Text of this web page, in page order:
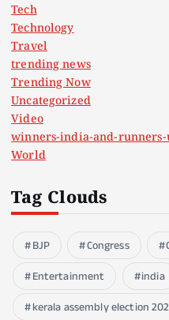
Tech
Technology
Travel
trending news
Trending Now
Uncategorized
Video
winners-india-and-
World
Tag Clouds
BJP Congress
Entertainment
india
kerala assembly election